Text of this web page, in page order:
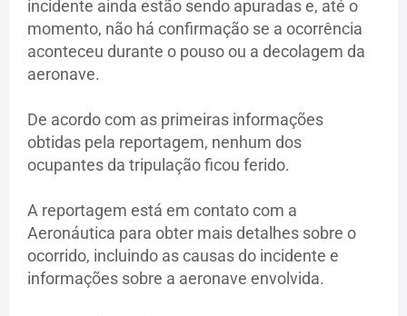
incidente ainda estão sendo apuradas e, até o
momento, não há confirmação se a ocorrência
aconteceu durante o pouso ou a decolagem da
aeronave.
De acordo com as primeiras informações
obtidas pela reportagem, nenhum dos
ocupantes da tripulação ficou ferido.
A reportagem está em contato com a
Aeronáutica para obter mais detalhes sobre o
ocorrido, incluindo as causas do incidente e
informações sobre a aeronave envolvida.